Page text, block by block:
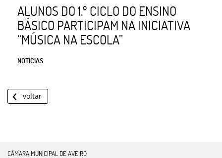
ALUNOS DO 1.º CICLO DO ENSINO
BÁSICO PARTICIPAM NA INICIATIVA
“MÚSICA NA ESCOLA”
NOTÍCIAS
voltar
CÂMARA MUNICIPAL DE AVEIRO